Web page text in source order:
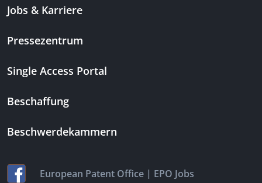
Jobs & Karriere
Pressezentrum
Single Access Portal
Beschaffung
Beschwerdekammern
European Patent Office | EPO Jobs